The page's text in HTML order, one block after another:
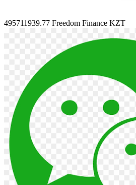
495711939.77 Freedom Finance KZT